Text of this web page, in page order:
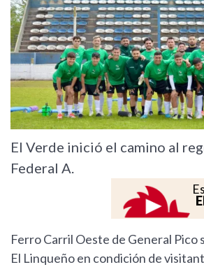
El Verde inició el camino al
Federal A.
Ferro Carril Oeste de General Pico
El Linqueño en condición de